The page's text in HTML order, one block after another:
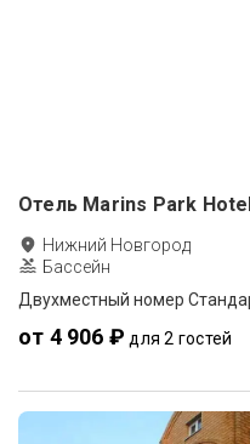
Отель Marins Park
Нижний Новгород
Бассейн
Двухместный номер
от 4 906 ₽ для 2 гостей